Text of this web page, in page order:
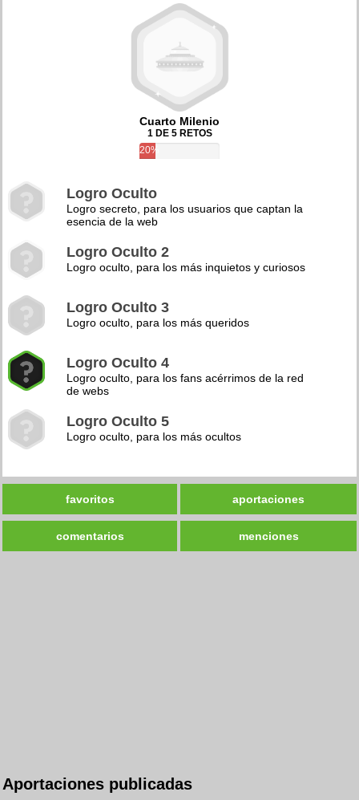
Cuarto Milenio
1 DE 5 RETOS
20%
Logro Oculto
Logro secreto, para los usuarios que captan la
esencia de la web
Logro Oculto 2
Logro oculto, para los más inquietos y curiosos
Logro Oculto 3
Logro oculto, para los más queridos
Logro Oculto 4
Logro oculto, para los fans acérrimos de la red
de webs
Logro Oculto 5
Logro oculto, para los más ocultos
favoritos aportaciones
comentarios menciones
Aportaciones publicadas